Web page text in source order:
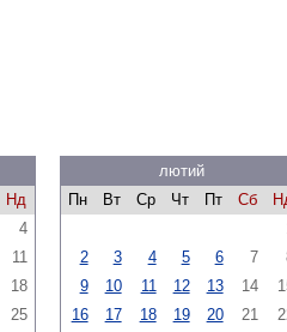
Нд
4
11
18
25
лютий
Пн
Вт Ср Чт Пт Сб
2
3 4 5 6 7
9
10 11 12 13 14
16
17 18 19 20 21